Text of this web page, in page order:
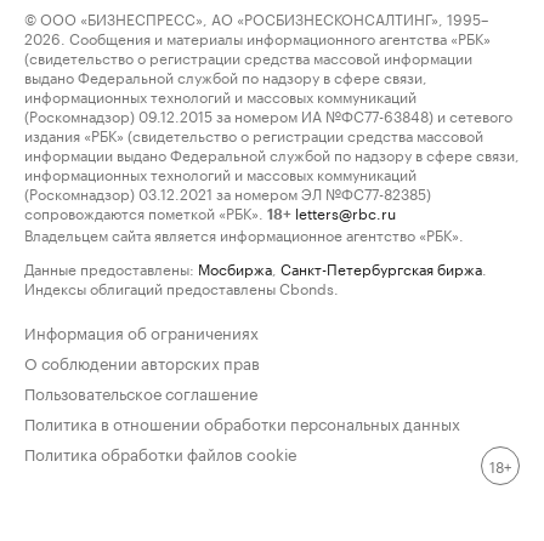
© ООО «БИЗНЕСПРЕСС», АО «РОСБИЗНЕСКОНСАЛТИНГ», 1995–
2026. Сообщения и материалы информационного агентства «РБК»
(свидетельство о регистрации средства массовой информации
выдано Федеральной службой по надзору в сфере связи,
информационных технологий и массовых коммуникаций
(Роскомнадзор) 09.12.2015 за номером ИА №ФС77-63848) и сетевого
издания «РБК» (свидетельство о регистрации средства массовой
информации выдано Федеральной службой по надзору в сфере связи,
информационных технологий и массовых коммуникаций
(Роскомнадзор) 03.12.2021 за номером ЭЛ №ФС77-82385)
сопровождаются пометкой «РБК».
18+ letters@rbc.ru
Владельцем сайта является информационное агентство «РБК».
Данные предоставлены: Мосбиржа Санкт-Петербургская биржа
Индексы облигаций предоставлены Cbonds.
Информация об ограничениях
О соблюдении авторских прав
Пользовательское соглашение
Политика в отношении обработки персональных данных
Политика обработки файлов cookie
18+